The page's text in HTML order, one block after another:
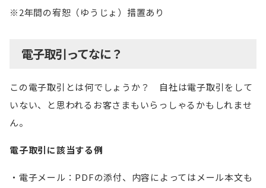
※2年間の宥恕（ゆうじょ）措置あり
電子取引ってなに？
この電子取引とは何でしょうか？ 自社は電子取引をして
いない、と思われるお客さまもいらっしゃるかもしれませ
ん。
電子取引に該当する例
電子メール：PDFの添付、内容によってはメール本文も